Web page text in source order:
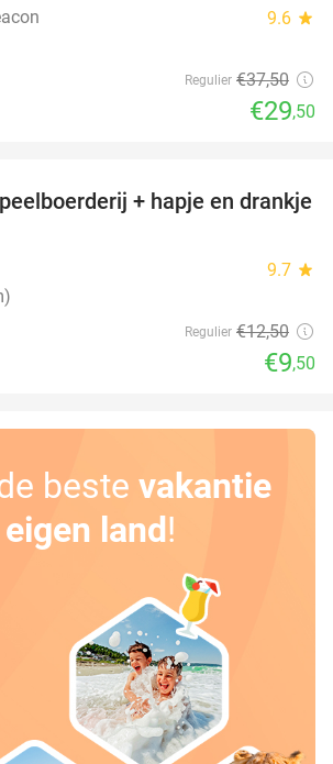
9.6 star
Regulier €37,50
€29,50
24%
+ hapje en drankje
9.7 star
Regulier €12,50
€9,50
beste vakantie
land!